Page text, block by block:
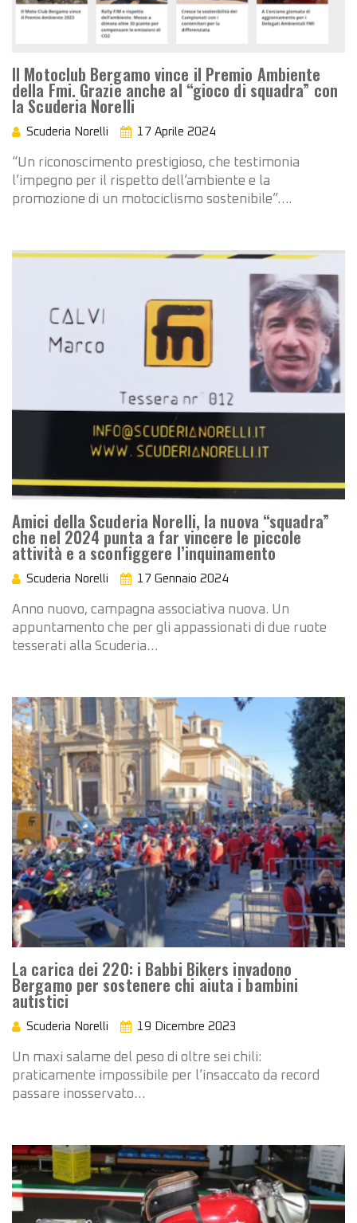
Il Motoclub Bergamo vince il Premio Ambiente
della Fmi. Grazie anche al “gioco di squadra” con
la Scuderia Norelli
Scuderia Norelli 17 Aprile 2024
“Un riconoscimento prestigioso, che testimonia
l’impegno per il rispetto dell’ambiente e la
promozione di un motociclismo sostenibile”….
Amici della Scuderia Norelli, la nuova “squadra”
che nel 2024 punta a far vincere le piccole
attività e a sconfiggere l’inquinamento
Scuderia Norelli 17 Gennaio 2024
Anno nuovo, campagna associativa nuova. Un
appuntamento che per gli appassionati di due ruote
tesserati alla Scuderia…
La carica dei 220: i Babbi Bikers invadono
Bergamo per sostenere chi aiuta i bambini
autistici
Scuderia Norelli 19 Dicembre 2023
Un maxi salame del peso di oltre sei chili:
praticamente impossibile per l’insaccato da record
passare inosservato…